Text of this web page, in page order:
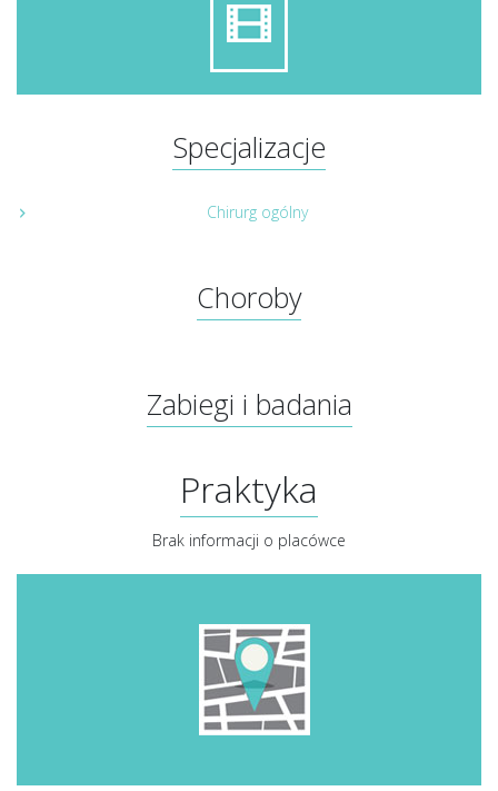
Specjalizacje
Chirurg ogólny
Choroby
Zabiegi i badania
Praktyka
Brak informacji o placówce